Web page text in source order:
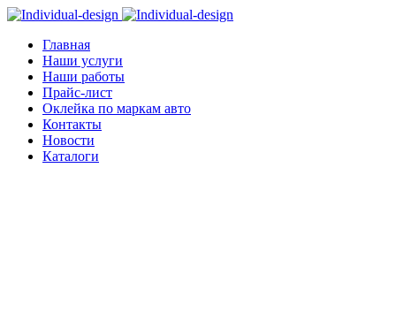
Главная
Наши услуги
Наши работы
Прайс-лист
Оклейка по маркам авто
Контакты
Новости
Каталоги